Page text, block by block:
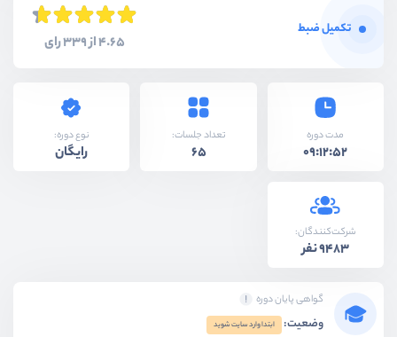
تکمیل ضبط
4.65 از 339 رای
مدت دوره
09:12:52
تعداد جلسات:
65
نوع دوره:
رایگان
شرکت‌کنندگان:
9483 نفر
گواهی پایان دوره
وضعیت: ابتدا وارد سایت شوید